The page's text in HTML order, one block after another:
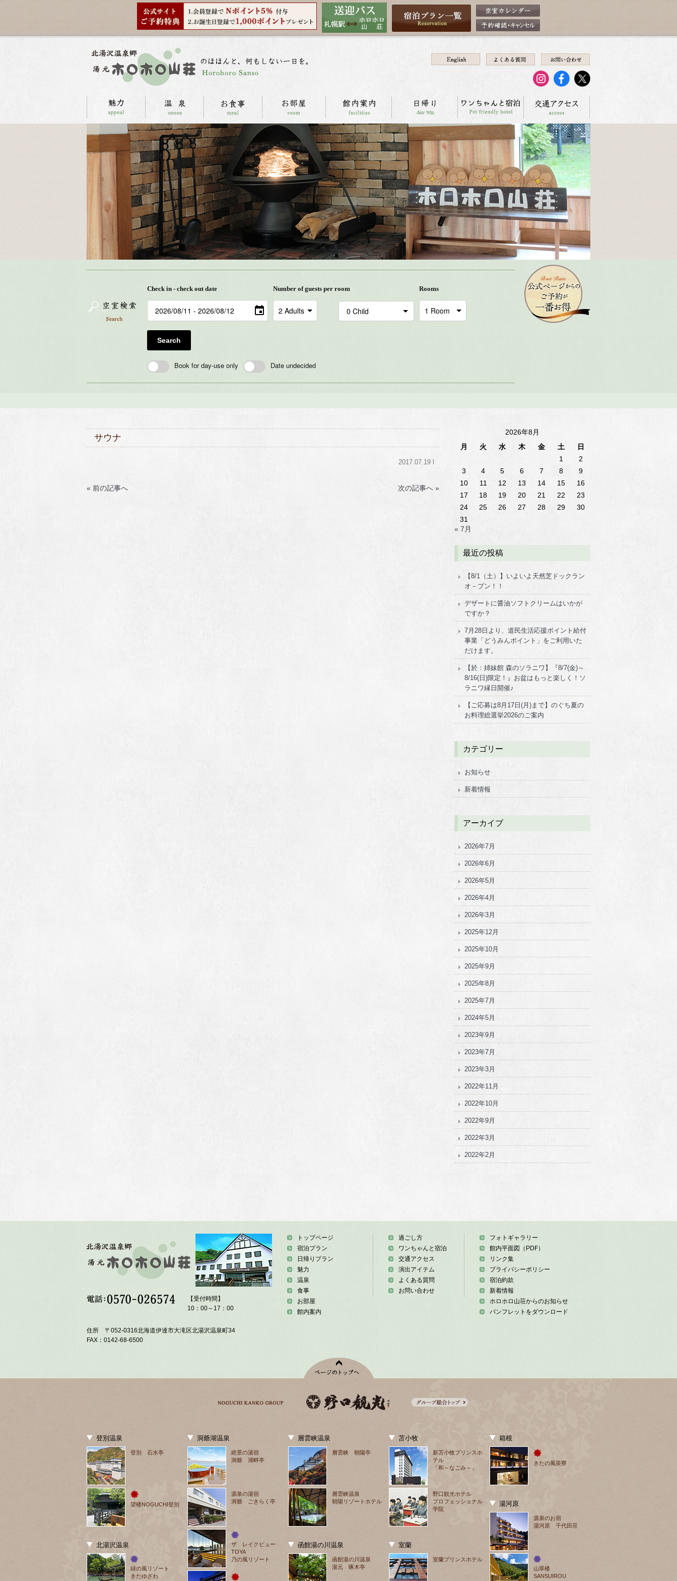
Check in - check out date Number of guests per room Rooms
Search
Book for day-use only Date undecided
サウナ
2017.07.19 l
« 前の記事へ 次の記事へ »
2026年8月
月
火 水 木 金 土
日
1
2
3
4 5 6 7 8
9
10
11 12 13 14 15
16
17
18 19 20 21 22
23
24
25 26 27 28 29
30
31
« 7月
最近の投稿
【8/1（土）】いよいよ天然芝ドックラン
オ－プン！！
デザートに醤油ソフトクリームはいかが
ですか？
7月28日より、道民生活応援ポイント給付
事業「どうみんポイント」をご利用いた
だけます。
【於：姉妹館 森のソラニワ】『8/7(金)～
8/16(日)限定！』お盆はもっと楽しく！ソ
ラニワ縁日開催♪
【ご応募は8月17日(月)まで】のぐち夏の
お料理総選挙2026のご案内
カテゴリー
お知らせ
新着情報
アーカイブ
2026年7月
2026年6月
2026年5月
2026年4月
2026年3月
2025年12月
2025年10月
2025年9月
2025年8月
2025年7月
2024年5月
2023年9月
2023年7月
2023年3月
2022年11月
2022年10月
2022年9月
2022年3月
2022年2月
【受付時間】
10：00～17：00
住所 〒052-0316北海道伊達市大滝区北湯沢温泉町34
FAX：0142-68-6500
トップページ
宿泊プラン
日帰りプラン
魅力
温泉
食事
お部屋
館内案内
過ごし方
ワンちゃんと宿泊
交通アクセス
演出アイテム
よくある質問
お問い合わせ
フォトギャラリー
館内平面図（PDF）
リンク集
プライバシーポリシー
宿泊約款
新着情報
ホロホロ山荘からのお知らせ
パンフレットをダウンロード
登別温泉
登別 石水亭
望楼NOGUCHI登別
北湯沢温泉
緑の風リゾート
きたゆざわ
洞爺湖温泉
絶景の湯宿
洞爺 湖畔亭
源泉の湯宿
洞爺 ごきらく亭
ザ　レイクビュー
TOYA
乃の風リゾート
層雲峡温泉
層雲峡 朝陽亭
層雲峡温泉
朝陽リゾートホテル
函館湯の川温泉
函館湯の川温泉
湯元 啄木亭
苫小牧
新苫小牧プリンスホ
テル
「和～なごみ～」
野口観光ホテル
プロフェッショナル
学院
室蘭
室蘭プリンスホテル
箱根
きたの風茶寮
湯河原
源泉のお宿
湯河原 千代田荘
山翠楼
SANSUIROU